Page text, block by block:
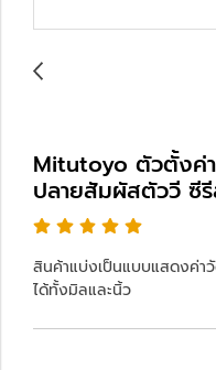
Mitutoyo ตัวตั้งค่า
ปลายสัมผัสตัววี ซี
สินค้าแบ่งเป็นแบบแสดงค่า
ได้ทั้งมิลและนิ้ว